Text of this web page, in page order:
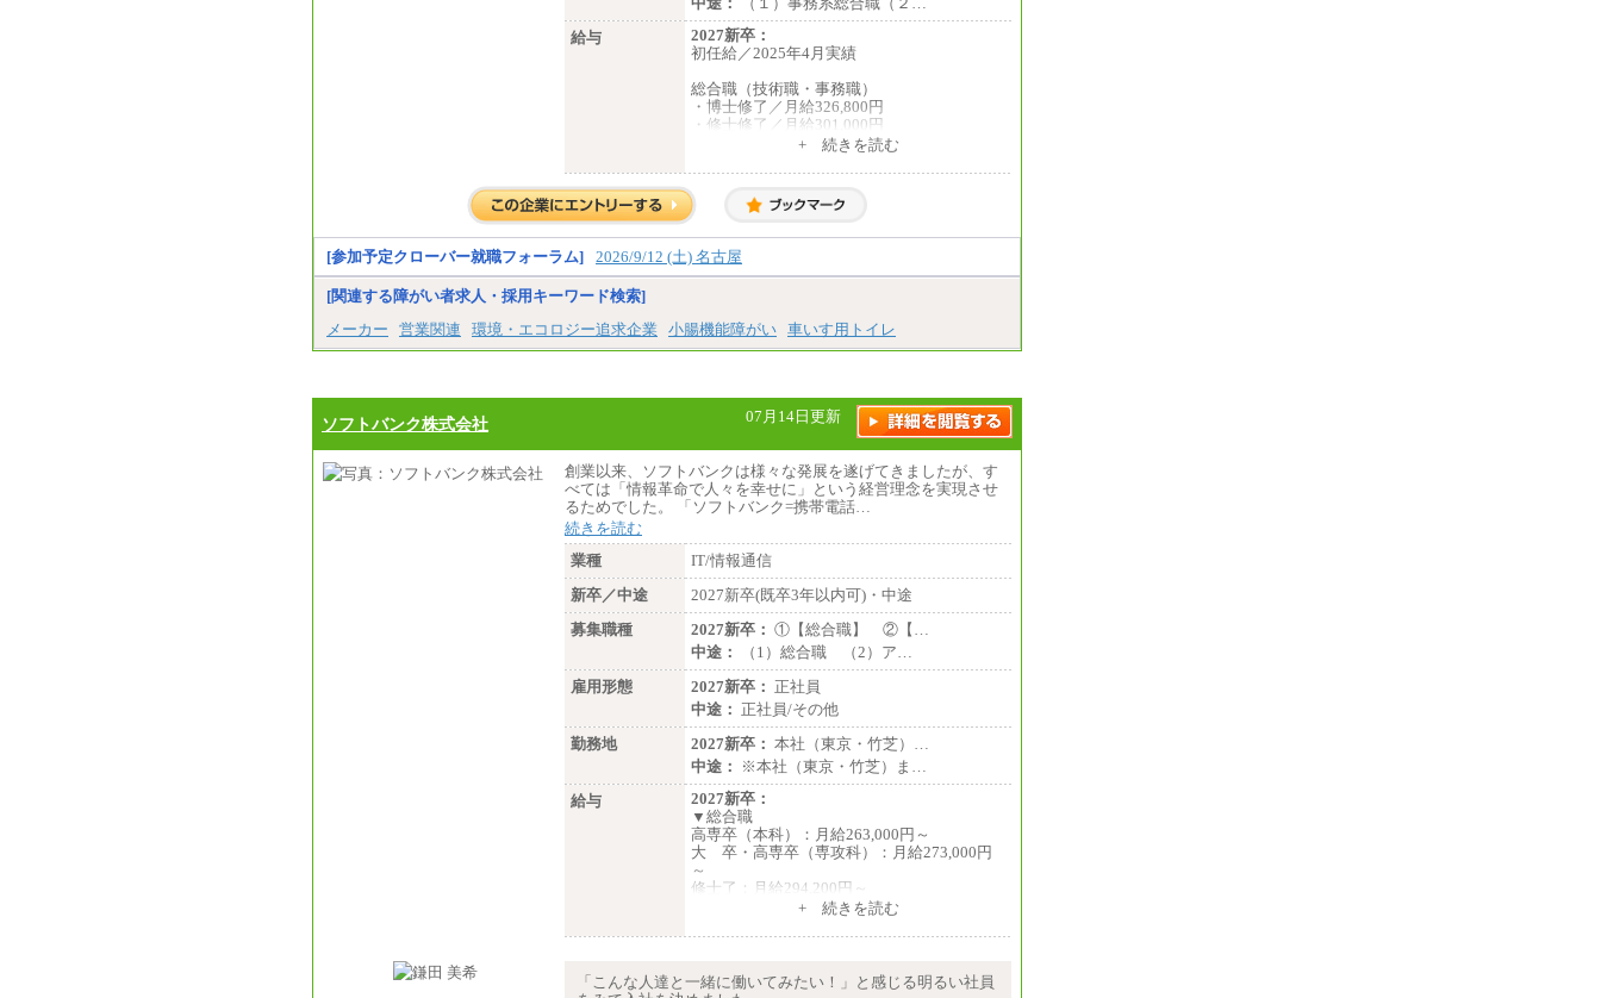
給与
2027新卒：
初任給／2025年4月実績
総合職（技術職・事務職）
・博士修了／月給326,800円
・修士修了／月給301,000円
・大学卒／月給282,000円
・高専卒（専攻科）／月給282,000円
・高専卒（本科）／月給256,000円
一般事務職
0円
・高専卒（専攻科）／月給206,400円
・専門卒（2年）／月給197,800円
※試用期間中も給与に変更はございません。
（１）（２）
月給：270,000円～
年収例：
・610万円/28歳・月給34万円
・1,090万円/38歳・月給59万円 *残業代・
家族手当対象外
（３）
月給：190,000円～
想定年収：340万円～610万円
年収例：
・460万円/28歳・月給26万円
・520万円/32歳・月給29万円
（４）
月給：201,000円～
想定年収：360万円～680万円
年収例：
・520万円/32歳・月給29万円
年収例は賞与含む、残業代・家族手当含まず
※キャリアや能力等を考慮の上、当社規定に
より確定します
※残業手当：別途支給
※固定給に固定残業代含まず
※試用期間中も給与に変更なし
+ 続きを読む
[参加予定クローバー就職フォーラム] 2026/9/12 (土) 名古屋
[関連する障がい者求人・採用キーワード検索]
メーカー
営業関連 環境・エコロジー追求企業 小腸機能障がい 車いす用トイレ
ソフトバンク株式会社 07月14日更新
創業以来、ソフトバンクは様々な発展を遂げてきましたが、す
べては「情報革命で人々を幸せに」という経営理念を実現させ
るためでした。 「ソフトバンク=携帯電話…
続きを読む
業種
IT/情報通信
新卒／中途
2027新卒(既卒3年以内可)・中途
募集職種
2027新卒： ①【総合職】 ②【…
中途：
（1）総合職 （2）ア…
雇用形態
2027新卒： 正社員
中途： 正社員/その他
勤務地
2027新卒： 本社（東京・竹芝）…
中途：
※本社（東京・竹芝）ま…
給与
2027新卒：
▼総合職
高専卒（本科）：月給263,000円～
大 卒・高専卒（専攻科）：月給273,000円
～
修士了：月給294,200円～
博士了：月給304,800円～
※卓越した能力、高度な技術や実績をお持ち
揮できると認められる場合は、 上記の給与に
+ 続きを読む
「こんな人達と一緒に働いてみたい！」と感じる明るい社員